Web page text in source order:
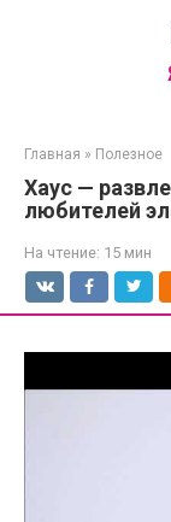
Главная » Полезное
Хаус —
любителей
На чтение: 15 мин